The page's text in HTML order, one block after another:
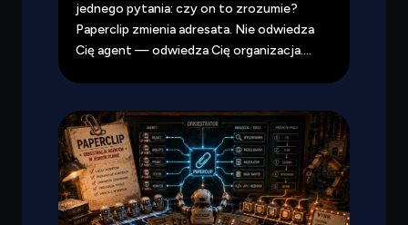
jednego pytania: czy on to zrozumie?
Paperclip zmienia adresata. Nie odwiedza
Cię agent — odwiedza Cię organizacja....